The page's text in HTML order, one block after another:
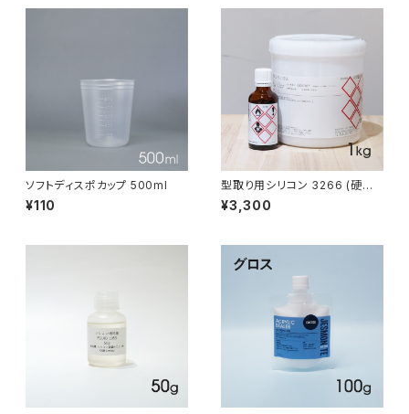
ソフトディスポカップ 500ml
¥110
型取り用シリコン 3266 (硬化
¥3,300